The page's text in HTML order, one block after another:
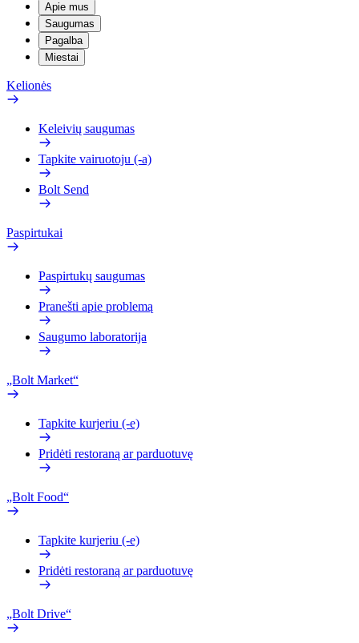
Apie mus
Saugumas
Pagalba
Miestai
Kelionės
Keleivių saugumas
Tapkite vairuotoju (-a)
Bolt Send
Paspirtukai
Paspirtukų saugumas
Pranešti apie problemą
Saugumo laboratorija
„Bolt Market“
Tapkite kurjeriu (-e)
Pridėti restoraną ar parduotuvę
„Bolt Food“
Tapkite kurjeriu (-e)
Pridėti restoraną ar parduotuvę
„Bolt Drive“